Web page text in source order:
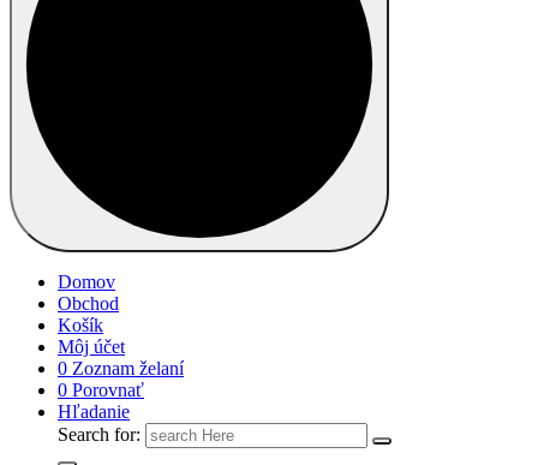
Domov
Obchod
Košík
Môj účet
0 Zoznam želaní
0 Porovnať
Hľadanie
Search for: